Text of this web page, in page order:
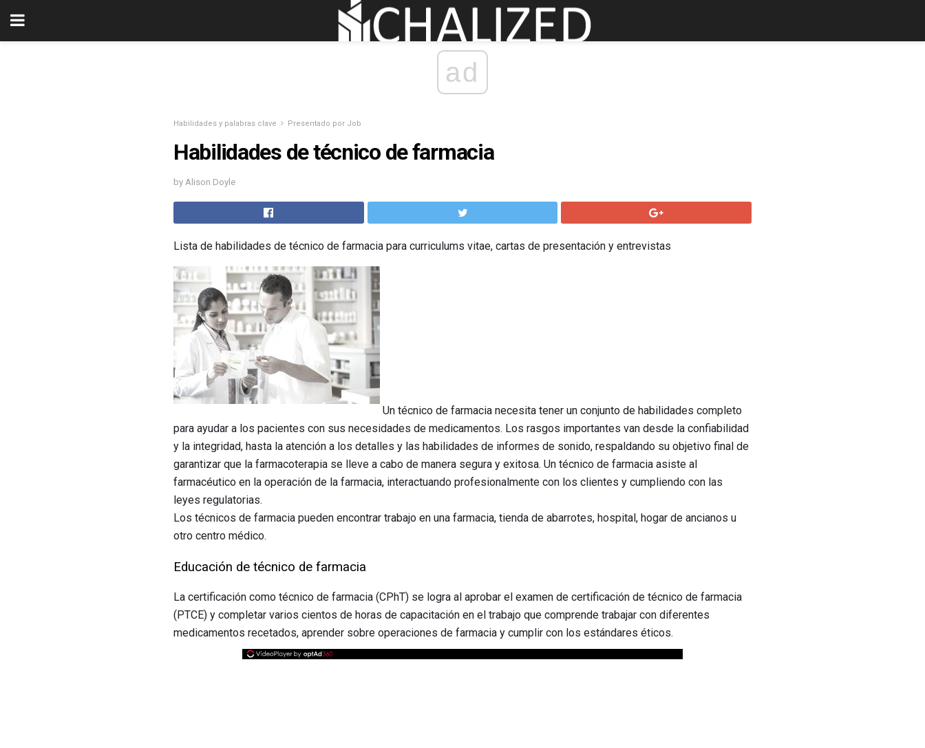
ad
Habilidades y palabras clave Presentado por Job
Habilidades de técnico de farmacia
by Alison Doyle
Lista de habilidades de técnico de farmacia para curriculums vitae, cartas de presentación y entrevistas
Un técnico de farmacia necesita tener un conjunto de habilidades completo
para ayudar a los pacientes con sus necesidades de medicamentos. Los rasgos importantes van desde la confiabilidad
y la integridad, hasta la atención a los detalles y las habilidades de informes de sonido, respaldando su objetivo final de
garantizar que la farmacoterapia se lleve a cabo de manera segura y exitosa. Un técnico de farmacia asiste al
farmacéutico en la operación de la farmacia, interactuando profesionalmente con los clientes y cumpliendo con las
leyes regulatorias.
Los técnicos de farmacia pueden encontrar trabajo en una farmacia, tienda de abarrotes, hospital, hogar de ancianos u
otro centro médico.
Educación de técnico de farmacia
La certificación como técnico de farmacia (CPhT) se logra al aprobar el examen de certificación de técnico de farmacia
(PTCE) y completar varios cientos de horas de capacitación en el trabajo que comprende trabajar con diferentes
medicamentos recetados, aprender sobre operaciones de farmacia y cumplir con los estándares éticos.